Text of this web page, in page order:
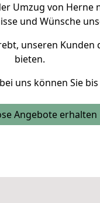
Umzug von
und Wünsche
unseren Kunden
bieten.
uns können Sie bis
Angebote erhalten